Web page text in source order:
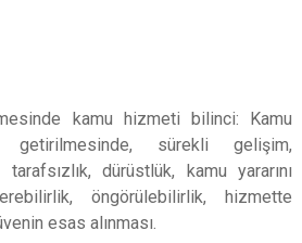
kamu hizmeti bilinci: Kamu
getirilmesinde, sürekli gelişim,
tarafsızlık, dürüstlük, kamu yararını
öngörülebilirlik, hizmette
esas alınması.